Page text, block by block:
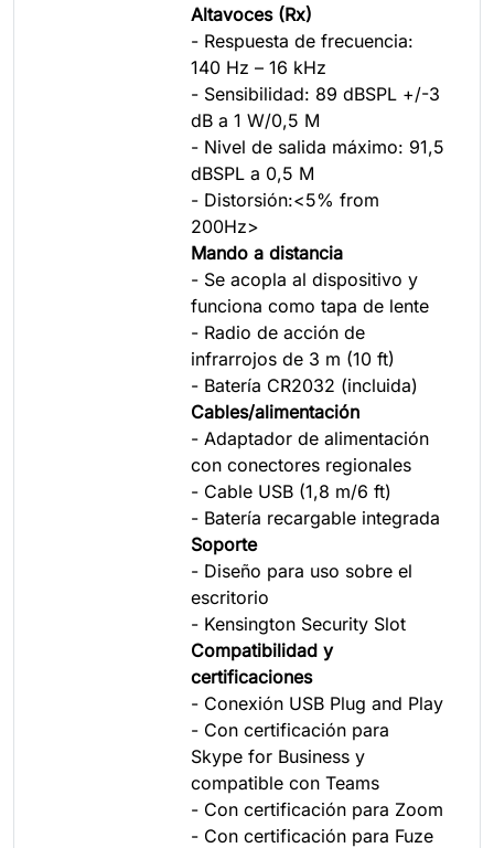
Altavoces (Rx)
- Respuesta de frecuencia:
140 Hz – 16 kHz
- Sensibilidad: 89 dBSPL +/-3
dB a 1 W/0,5 M
- Nivel de salida máximo: 91,5
dBSPL a 0,5 M
- Distorsión:<5% from
200Hz>
Mando a distancia
- Se acopla al dispositivo y
funciona como tapa de lente
- Radio de acción de
infrarrojos de 3 m (10 ft)
- Batería CR2032 (incluida)
Cables/alimentación
- Adaptador de alimentación
con conectores regionales
- Cable USB (1,8 m/6 ft)
- Batería recargable integrada
Soporte
- Diseño para uso sobre el
escritorio
- Kensington Security Slot
Compatibilidad y
certificaciones
- Conexión USB Plug and Play
- Con certificación para
Skype for Business y
compatible con Teams
- Con certificación para Zoom
- Con certificación para Fuze